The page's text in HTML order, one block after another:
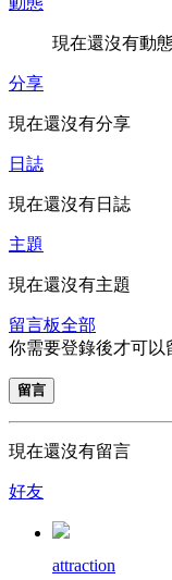
現在還沒有動
分享
現在還沒有分享
日誌
現在還沒有日誌
主題
現在還沒有主題
留言板全部
你需要登錄後才可以
留言
現在還沒有留言
好友
attraction